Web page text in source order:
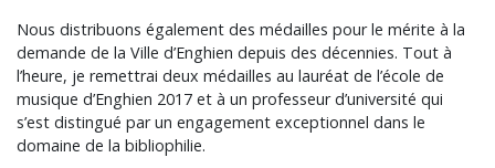
Nous distribuons également des médailles pour le mérite à la
demande de la Ville d’Enghien depuis des décennies. Tout à
l’heure, je remettrai deux médailles au lauréat de l’école de
musique d’Enghien 2017 et à un professeur d’université qui
s’est distingué par un engagement exceptionnel dans le
domaine de la bibliophilie.